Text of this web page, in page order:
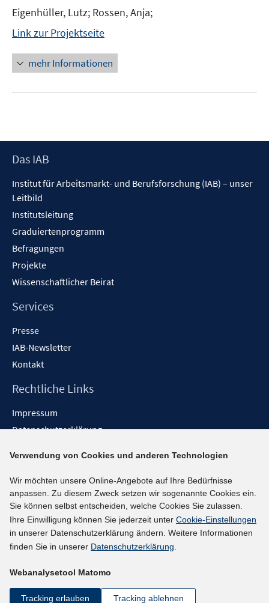
Eigenhüller, Lutz; Rossen, Anja;
Link zur Projektseite
mehr Informationen
Footer
Das IAB
Institut für Arbeitsmarkt- und Berufsforschung (IAB) – unser
Leitbild
Institutsleitung
Graduiertenprogramm
Befragungen
Projekte
Wissenschaftlicher Beirat
Services
Presse
IAB-Newsletter
Kontakt
Rechtliche Links
Impressum
Datenschutzerklärung
Barrieren melden
Social-Media-Kanäle
BlueSky
YouTube
LinkedIn
kununu
Netiquette
Verwendung von Cookies und anderen Technologien
Wir möchten unsere Online-Angebote auf Ihre Bedürfnisse
anpassen. Zu diesem Zweck setzen wir sogenannte Cookies ein.
Sie können selbst entscheiden, welche Cookies Sie zulassen.
Ihre Einwilligung können Sie jederzeit unter Cookie-Einstellungen
in unserer Datenschutzerklärung ändern. Weitere Informationen
finden Sie in unserer Datenschutzerklärung.
Webanalysetool Matomo
Tracking erlauben Tracking ablehnen